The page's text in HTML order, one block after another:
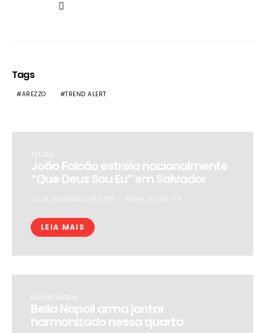
Tags
AREZZO TREND ALERT
TEATRO
João Falcão estreia nacionalmente
“Que Deus Sou Eu” em Salvador
LEIA MAIS
GASTRONOMIA
Bella Napoli arma jantar
harmonizado nessa quarta